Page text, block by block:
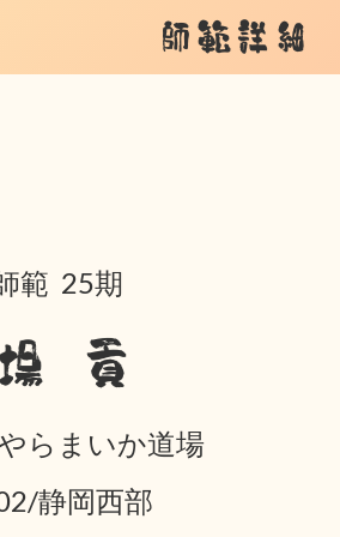
師範詳細
範 25期
貢
らまいか道場
静岡西部